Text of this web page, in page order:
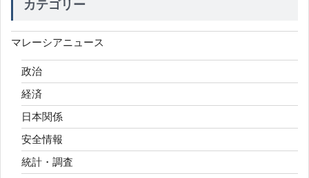
カテゴリー
マレーシアニュース
政治
経済
日本関係
安全情報
統計・調査